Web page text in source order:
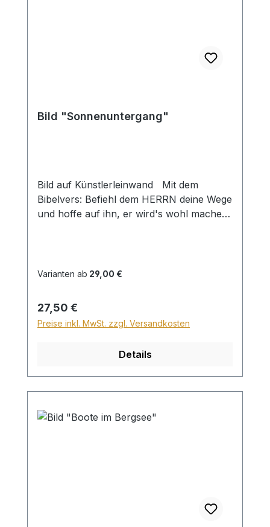
Bild "Sonnenuntergang"
Bild auf Künstlerleinwand Mit dem
Bibelvers: Befiehl dem HERRN deine Wege
und hoffe auf ihn, er wird's wohl machen.
Deutschlands ein Zuschlag für Sperrgut in
Versand ins Ausland beträgt der
Sperrgutzuschlag 30€.
Varianten ab 29,00 €
Regulärer Preis:
27,50 €
Preise inkl. MwSt. zzgl. Versandkosten
Details